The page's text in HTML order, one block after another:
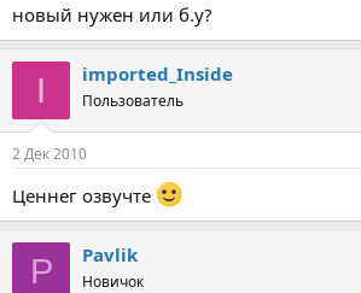
новый нужен или б.у?
I imported_Inside
Пользователь
2 Дек 2010
Ценнег озвучте
P Pavlik
Новичок